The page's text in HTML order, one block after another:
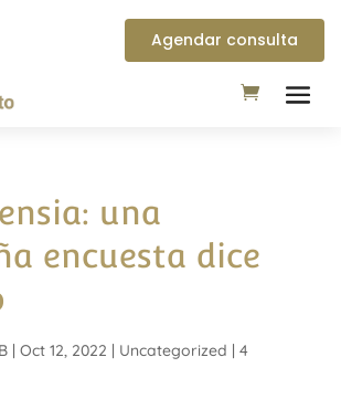
Agendar consulta
una
encuesta dice
| Oct 12, 2022 | Uncategorized | 4